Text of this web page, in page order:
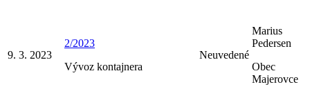
9. 3. 2023
2/2023
Vývoz kontajnera
Neuvedené
Marius
Pedersen
Obec
Majerovce